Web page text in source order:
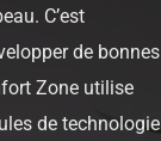
C’est
de bonnes
Zone utilise
de technologie